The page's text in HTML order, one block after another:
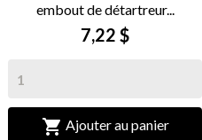
embout de détartreur...
7,22 $
 Ajouter au panier